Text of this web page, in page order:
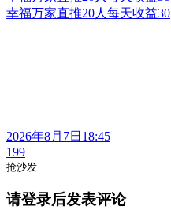
幸福万家直推20人每天收益30
2026年8月7日18:45
199
抢沙发
请登录后发表评论